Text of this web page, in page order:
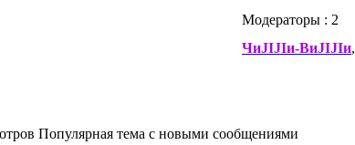
Модераторы : 2
ЧиJIJIи-ВиJIJIи,
Популярная тема с новыми сообщениями